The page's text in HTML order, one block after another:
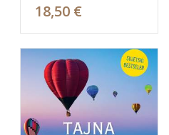
18,50 €